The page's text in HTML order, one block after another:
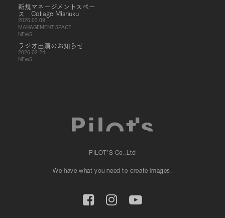
新規マネージメントスペー
ス Collage Mishuku
2026.03.09
MANAGEMENT SPACE
NEWS
ラジオ出演のお知らせ
2026.02.24
NEWS
PILOT'S Co.,Ltd
We have what you need to create images.